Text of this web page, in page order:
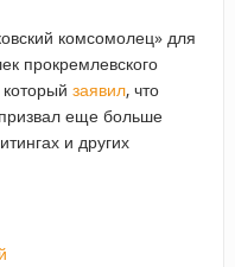
комсомолец» для
прокремлевского
заявил, что
еще больше
и других